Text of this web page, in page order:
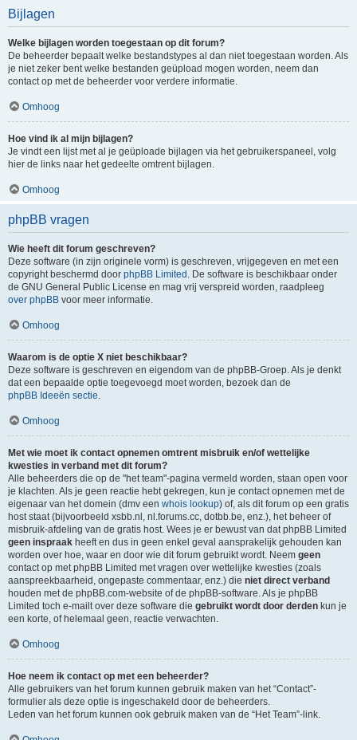
Bijlagen
Welke bijlagen worden toegestaan op dit forum?
De beheerder bepaalt welke bestandstypes al dan niet toegestaan worden. Als
je niet zeker bent welke bestanden geüpload mogen worden, neem dan
contact op met de beheerder voor verdere informatie.
Omhoog
Hoe vind ik al mijn bijlagen?
Je vindt een lijst met al je geüploade bijlagen via het gebruikerspaneel, volg
hier de links naar het gedeelte omtrent bijlagen.
Omhoog
phpBB vragen
Wie heeft dit forum geschreven?
Deze software (in zijn originele vorm) is geschreven, vrijgegeven en met een
copyright beschermd door phpBB Limited . De software is beschikbaar onder
de GNU General Public License en mag vrij verspreid worden, raadpleeg
over phpBB voor meer informatie.
Omhoog
Waarom is de optie X niet beschikbaar?
Deze software is geschreven en eigendom van de phpBB-Groep. Als je denkt
dat een bepaalde optie toegevoegd moet worden, bezoek dan de
phpBB Ideeën sectie.
Omhoog
Met wie moet ik contact opnemen omtrent misbruik en/of wettelijke
kwesties in verband met dit forum?
Alle beheerders die op de "het team"-pagina vermeld worden, staan open voor
je klachten. Als je geen reactie hebt gekregen, kun je contact opnemen met de
eigenaar van het domein (dmv een whois lookup) of, als dit forum op een gratis
host staat (bijvoorbeeld xsbb.nl, nl.forums.cc, dotbb.be, enz.), het beheer of
misbruik-afdeling van de gratis host. Wees je er bewust van dat phpBB Limited
geen inspraak heeft en dus in geen enkel geval aansprakelijk gehouden kan
worden over hoe, waar en door wie dit forum gebruikt wordt. Neem geen
contact op met phpBB Limited met vragen over wettelijke kwesties (zoals
aanspreekbaarheid, ongepaste commentaar, enz.) die niet direct verband
houden met de phpBB.com-website of de phpBB-software. Als je phpBB
Limited toch e-mailt over deze software die gebruikt wordt door derden kun je
een korte, of helemaal geen, reactie verwachten.
Omhoog
Hoe neem ik contact op met een beheerder?
Alle gebruikers van het forum kunnen gebruik maken van het “Contact”-
formulier als deze optie is ingeschakeld door de beheerders.
Leden van het forum kunnen ook gebruik maken van de “Het Team”-link.